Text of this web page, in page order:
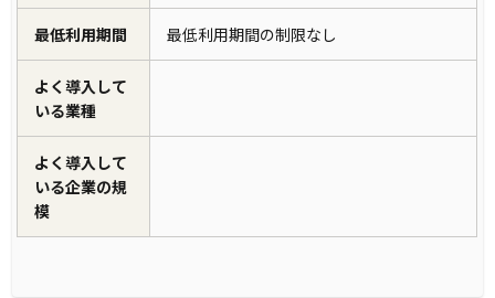
最低利用期間 最低利用期間の制限なし
よく導入して
いる業種
よく導入して
いる企業の規
模